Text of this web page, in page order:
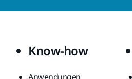
Know-how
Anwendungen